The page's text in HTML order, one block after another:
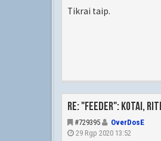
Tikrai taip.
Re: "Feeder": kotai,
#729395
OverDosE
29 Rgp 2020 13:52